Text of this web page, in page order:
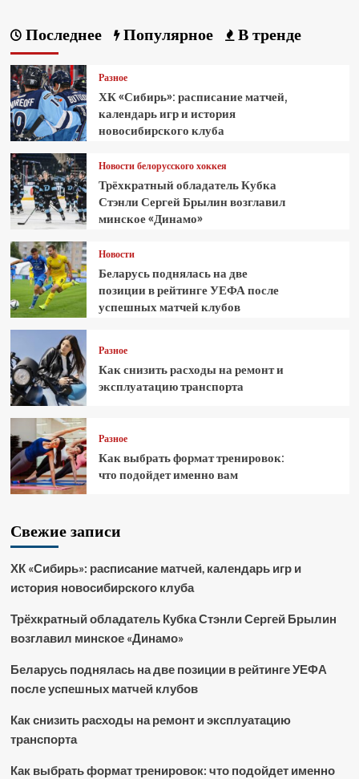
Последнее Популярное В тренде
Разное
ХК «Сибирь»: расписание матчей,
календарь игр и история
новосибирского клуба
Новости белорусского хоккея
Трёхкратный обладатель Кубка
Стэнли Сергей Брылин возглавил
минское «Динамо»
Новости
Беларусь поднялась на две
позиции в рейтинге УЕФА после
успешных матчей клубов
Разное
Как снизить расходы на ремонт и
эксплуатацию транспорта
Разное
Как выбрать формат тренировок:
что подойдет именно вам
Свежие записи
ХК «Сибирь»: расписание матчей, календарь игр и
история новосибирского клуба
Трёхкратный обладатель Кубка Стэнли Сергей Брылин
возглавил минское «Динамо»
Беларусь поднялась на две позиции в рейтинге УЕФА
после успешных матчей клубов
Как снизить расходы на ремонт и эксплуатацию
транспорта
Как выбрать формат тренировок: что подойдет именно